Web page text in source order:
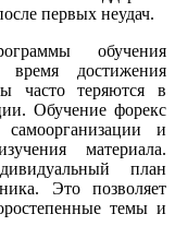
первых неудач.
обучения
время достижения
часто теряются в
Обучение форекс
и
материала.
план
Это позволяет
темы и